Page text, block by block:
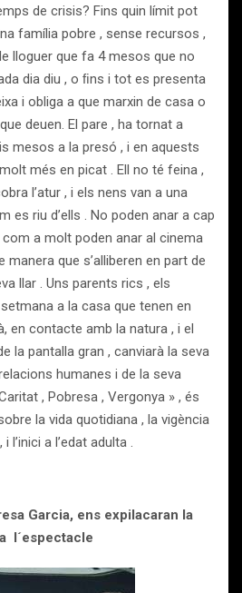
de crisis? Fins quin límit pot
família pobre , sense recursos ,
lloguer que fa 4 mesos que no
dia diu , o ﬁns i tot es presenta
i obliga a que marxin de casa o
deuen. El pare , ha tornat a
mesos a la presó , i en aquests
més en picat . Ell no té feina ,
l’atur , i els nens van a una
es riu d’ells . No poden anar a cap
com a molt poden anar al cinema
que s’alliberen en part de
llar . Uns parents rics , els
a la casa que tenen en
en contacte amb la natura , i el
la pantalla gran , canviarà la seva
humanes i de la seva
, Pobresa , Vergonya » , és
la vida quotidiana , la vigència
l’inici a l’edat adulta .
Garcia, ens expilacaran la
l´espectacle